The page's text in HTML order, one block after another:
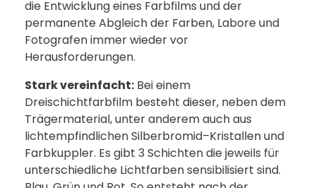
die Entwicklung eines Farbfilms und der
permanente Abgleich der Farben, Labore und
Fotografen immer wieder vor
Herausforderungen.
Stark vereinfacht: Bei einem
Dreischichtfarbfilm besteht dieser, neben dem
Trägermaterial, unter anderem auch aus
lichtempfindlichen Silberbromid–Kristallen und
Farbkuppler. Es gibt 3 Schichten die jeweils für
unterschiedliche Lichtfarben sensibilisiert sind.